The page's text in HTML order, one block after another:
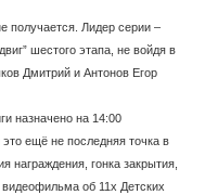
получается. Лидер серии –
шестого этапа, не войдя в
Дмитрий и Антонов Егор
назначено на 14:00
ещё не последняя точка в
награждения, гонка закрытия,
видеофильма об 11х Детских